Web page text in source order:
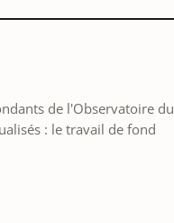
de l'Observatoire du
: le travail de fond